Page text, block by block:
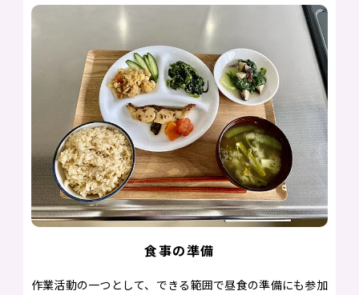
食事の準備
作業活動の一つとして、できる範囲で昼食の準備にも参加